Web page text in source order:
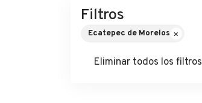
Filtros
Ecatepec de Morelos
Eliminar todos los filtros